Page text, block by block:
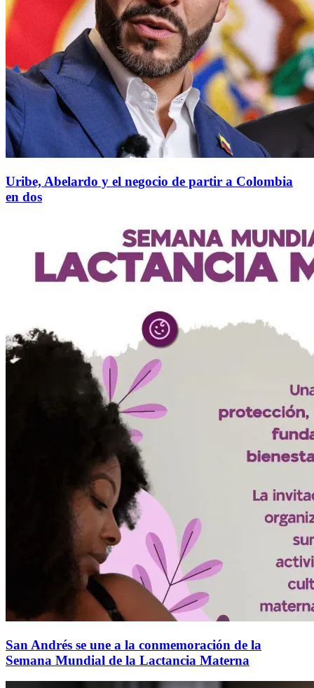
Uribe, Abelardo y el negocio de partir a Colombia
en dos
San Andrés se une a la conmemoración de la
Semana Mundial de la Lactancia Materna